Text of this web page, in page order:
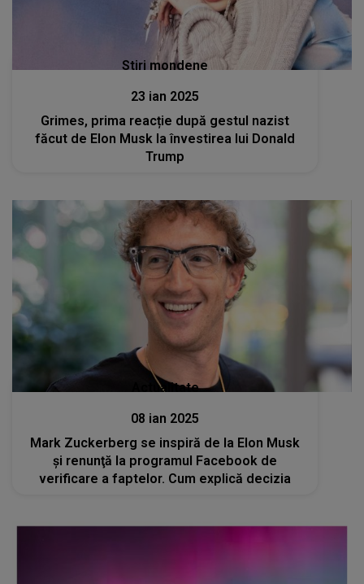
Stiri mondene
23 ian 2025
Grimes, prima reacție după gestul nazist
făcut de Elon Musk la învestirea lui Donald
Trump
Actualitate
08 ian 2025
Mark Zuckerberg se inspiră de la Elon Musk
și renunţă la programul Facebook de
verificare a faptelor. Cum explică decizia